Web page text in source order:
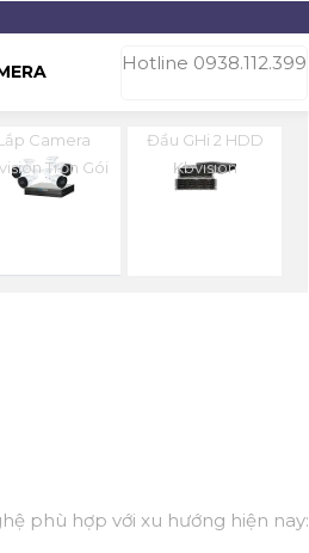
Hotline 0938.112.399
Camera
Trọn Gói
Đầu GHi 2 HDD
Kbvision
phù hợp với xu hướng hiện nay: